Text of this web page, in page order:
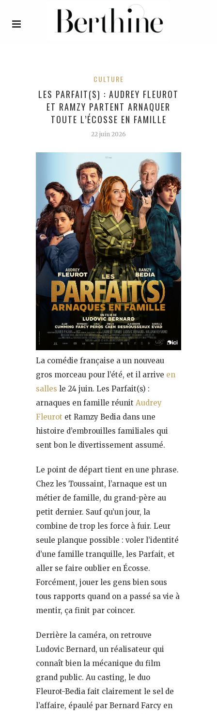
CULTURE
LES PARFAIT(S) : AUDREY FLEUROT
ET RAMZY PARTENT ARNAQUER
TOUTE L’ÉCOSSE EN FAMILLE
22 juin 2026
La comédie française a un nouveau
gros morceau pour l’été, et il arrive en
salles le 24 juin. Les Parfait(s) :
arnaques en famille réunit Audrey
Fleurot et Ramzy Bedia dans une
histoire d’embrouilles familiales qui
sent bon le divertissement assumé.
Le point de départ tient en une phrase.
Chez les Toussaint, l’arnaque est un
métier de famille, du grand-père au
petit dernier. Sauf qu’un jour, la
combine de trop les force à fuir. Leur
seule planque possible : voler l’identité
d’une famille tranquille, les Parfait, et
aller se faire oublier en Écosse.
Forcément, jouer les gens bien sous
tous rapports quand on a passé sa vie à
mentir, ça finit par coincer.
Derrière la caméra, on retrouve
Ludovic Bernard, un réalisateur qui
connaît bien la mécanique du film
grand public. Au casting, le duo
Fleurot-Bedia fait clairement le sel de
l’affaire, épaulé par Bernard Farcy en